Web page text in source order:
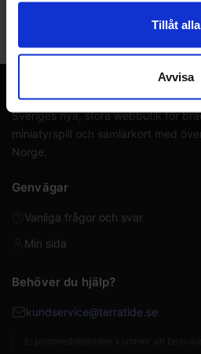
Tillåt alla
Avvisa
699 SEK I lager:20+
Sveriges nya, stora webbutik för
miniatyrspill och samlarkort med
Norge.
Genvägar
Vanliga frågor och svar
Min sida
Behöver du hjälp?
kundservice@terratide.se